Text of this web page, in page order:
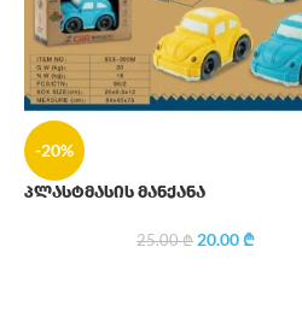
-20%
პლასტმასის მანქანა
25.00₾ 20.00₾